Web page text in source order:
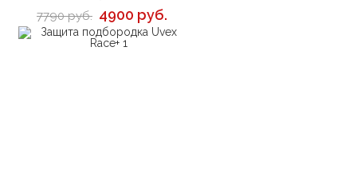
7790 руб. 4900 руб.